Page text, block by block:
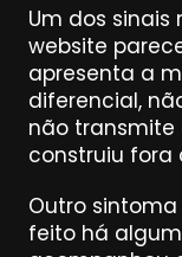
Um dos
website
apresenta a
diferencial,
não
construiu fora
Outro
feito há